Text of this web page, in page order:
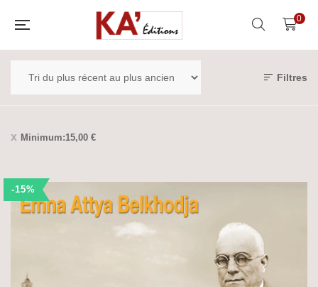
0
Filtres
Minimum:15,00 €
-15%